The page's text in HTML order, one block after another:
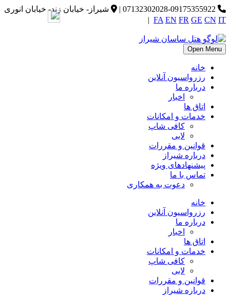
|
شیراز- خیابان زند- خیابان انوری
FA EN FR GE CN IT
|
Open Menu
خانه
رزرواسیون آنلاین
درباره ما
اخبار
اتاق ها
خدمات و امکانات
کافی شاپ
لابی
قوانین و مقررات
درباره شیراز
پیشنهادهای ویژه
تماس با ما
دعوت به همکاری
خانه
رزرواسیون آنلاین
درباره ما
اخبار
اتاق ها
خدمات و امکانات
کافی شاپ
لابی
قوانین و مقررات
درباره شیراز